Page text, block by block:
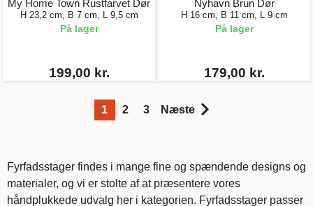
My Home Town Rustfarvet Dør
H 23,2 cm, B 7 cm, L 9,5 cm
På lager
199,00 kr.
Nyhavn Brun Dør
H 16 cm, B 11 cm, L 9 cm
På lager
179,00 kr.
1 2 3 Næste
Fyrfadsstager findes i mange fine og spændende designs og
materialer, og vi er stolte af at præsentere vores
håndplukkede udvalg her i kategorien. Fyrfadsstager passer